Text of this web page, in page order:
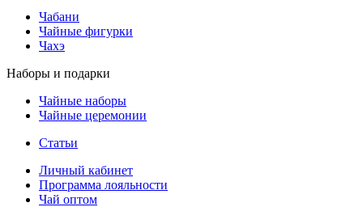
Чабани
Чайные фигурки
Чахэ
Наборы и подарки
Чайные наборы
Чайные церемонии
Статьи
Личный кабинет
Программа лояльности
Чай оптом